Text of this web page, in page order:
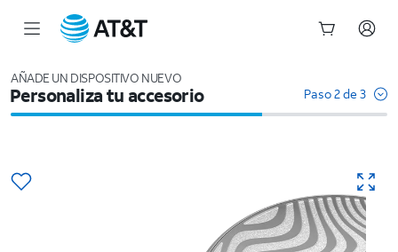
AÑADE UN DISPOSITIVO NUEVO
Personaliza tu accesorio Paso 2 de 3